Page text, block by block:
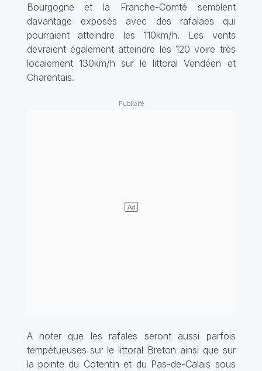
Bourgogne et la Franche-Comté semblent
davantage exposés avec des rafalaes qui
pourraient atteindre les 110km/h. Les vents
devraient également atteindre les 120 voire très
localement 130km/h sur le littoral Vendéen et
Charentais.
A noter que les rafales seront aussi parfois
tempétueuses sur le littoral Breton ainsi que sur
la pointe du Cotentin et du Pas-de-Calais sous